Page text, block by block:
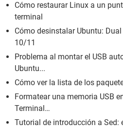
Cómo restaurar Linux a un
terminal
Cómo desinstalar Ubuntu:
10/11
Problema al montar el USB
Ubuntu...
Cómo ver la lista de los
Formatear una memoria USB
Terminal…
Tutorial de introducción a Sed: